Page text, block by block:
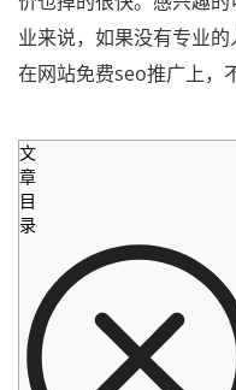
业来说，如果没有专业
在网站免费seo推广上，
文
章
目
录